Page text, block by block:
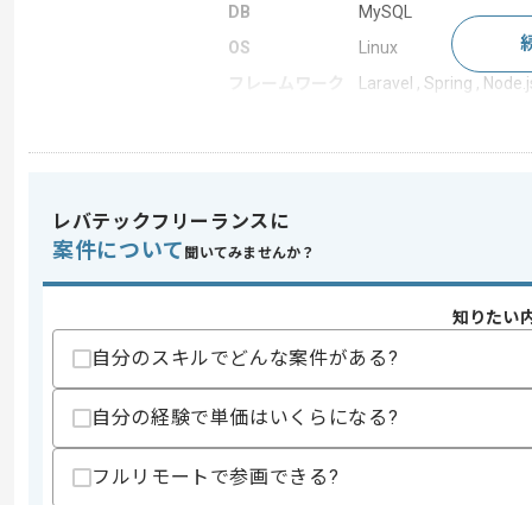
DB
MySQL
OS
Linux
フレームワーク
Laravel , Spring ,
統合開発環境
Eclipse
この案件のポイント
業務内容
スキル
求めるスキル
・Laravelを用いた開発経験(2年以上)
・Javaの知見
レバテックフリーランスに
案件について 聞いてみませんか？
知りたい
自分のスキルでどんな案件がある?
自分の経験で単価はいくらになる?
フルリモートで参画できる?